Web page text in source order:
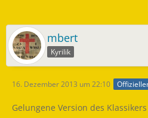
mbert
Kyrilik
16. Dezember 2013 um 22:10
Gelungene Version des